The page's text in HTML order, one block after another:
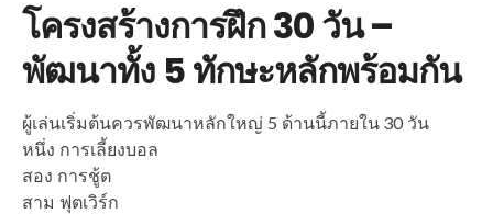
โครงสร้างการฝึก 30 วัน –
พัฒนาทั้ง 5 ทักษะหลักพร้อมกัน
ผู้เล่นเริ่มต้นควรพัฒนาหลักใหญ่ 5 ด้านนี้ภายใน 30 วัน
หนึ่ง การเลี้ยงบอล
สอง การชู้ต
สาม ฟุตเวิร์ก